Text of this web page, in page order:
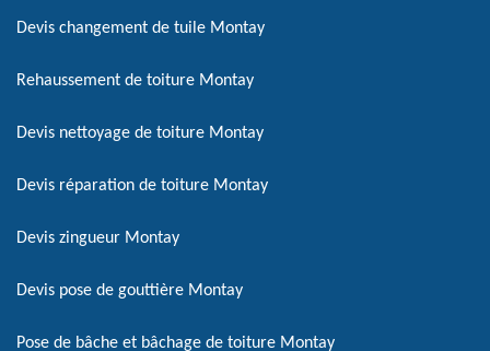
Devis changement de tuile Montay
Rehaussement de toiture Montay
Devis nettoyage de toiture Montay
Devis réparation de toiture Montay
Devis zingueur Montay
Devis pose de gouttière Montay
Pose de bâche et bâchage de toiture Montay